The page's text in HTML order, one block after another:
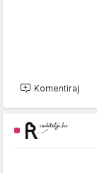
Komentiraj